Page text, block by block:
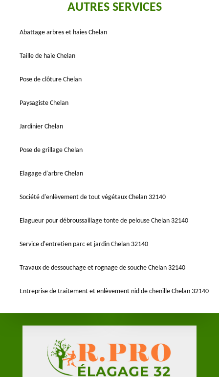
AUTRES SERVICES
Abattage arbres et haies Chelan
Taille de haie Chelan
Pose de clôture Chelan
Paysagiste Chelan
Jardinier Chelan
Pose de grillage Chelan
Elagage d'arbre Chelan
Société d'enlèvement de tout végétaux Chelan 32140
Elagueur pour débroussaillage tonte de pelouse Chelan 32140
Service d'entretien parc et jardin Chelan 32140
Travaux de dessouchage et rognage de souche Chelan 32140
Entreprise de traitement et enlèvement nid de chenille Chelan 32140